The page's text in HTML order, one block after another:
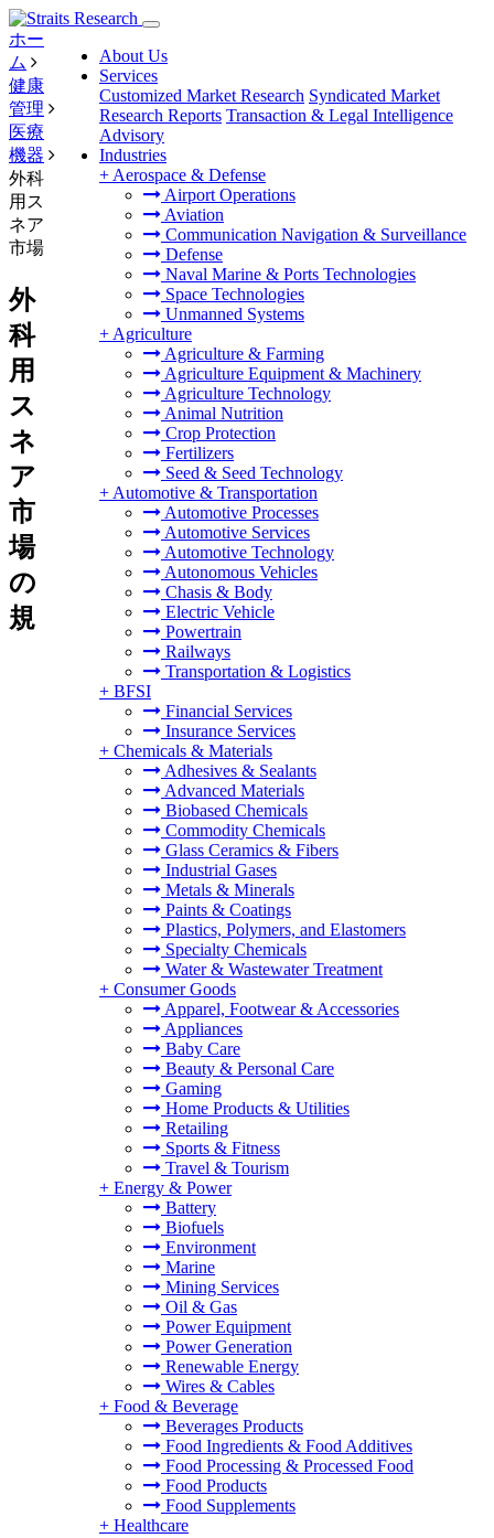
About Us
Services
Customized Market Research Syndicated Market
Research Reports Transaction & Legal Intelligence
Advisory
Industries
+ Aerospace & Defense
Airport Operations
Aviation
Communication Navigation & Surveillance
Defense
Naval Marine & Ports Technologies
Space Technologies
Unmanned Systems
+ Agriculture
Agriculture & Farming
Agriculture Equipment & Machinery
Agriculture Technology
Animal Nutrition
Crop Protection
Fertilizers
Seed & Seed Technology
+ Automotive & Transportation
Automotive Processes
Automotive Services
Automotive Technology
Autonomous Vehicles
Chasis & Body
Electric Vehicle
Powertrain
Railways
Transportation & Logistics
+ BFSI
Financial Services
Insurance Services
+ Chemicals & Materials
Adhesives & Sealants
Advanced Materials
Biobased Chemicals
Commodity Chemicals
Glass Ceramics & Fibers
Industrial Gases
Metals & Minerals
Paints & Coatings
Plastics, Polymers, and Elastomers
Specialty Chemicals
Water & Wastewater Treatment
+ Consumer Goods
Apparel, Footwear & Accessories
Appliances
Baby Care
Beauty & Personal Care
Gaming
Home Products & Utilities
Retailing
Sports & Fitness
Travel & Tourism
+ Energy & Power
Battery
Biofuels
Environment
Marine
Mining Services
Oil & Gas
Power Equipment
Power Generation
Renewable Energy
Wires & Cables
+ Food & Beverage
Beverages Products
Food Ingredients & Food Additives
Food Processing & Processed Food
Food Products
Food Supplements
+ Healthcare
ホー
ム
健康
管理
医療
機器
外科
用ス
ネア
市場
外
科
用
ス
ネ
ア
市
場
の
規